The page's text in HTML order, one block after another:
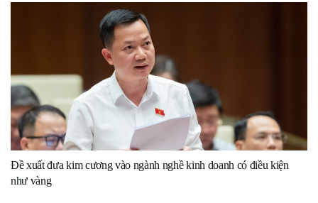
Đề xuất đưa kim cương vào ngành nghề kinh doanh có điều kiện
như vàng